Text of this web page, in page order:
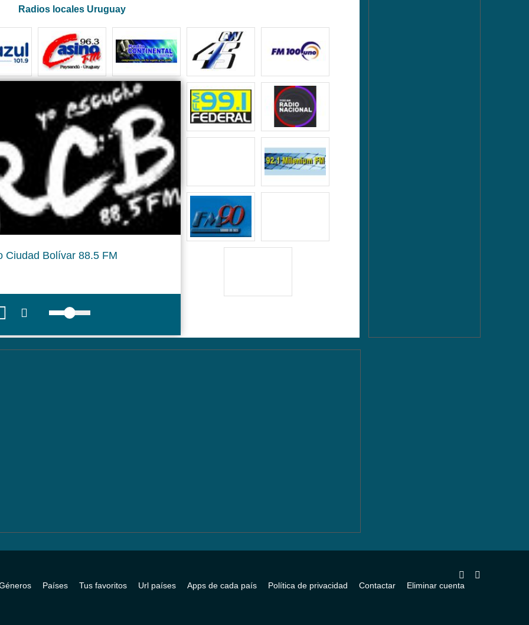
Radios locales Uruguay
Ciudad Bolívar 88.5 FM
Países Tus favoritos Url países Apps de cada país Política de privacidad Contactar
Eliminar cuenta